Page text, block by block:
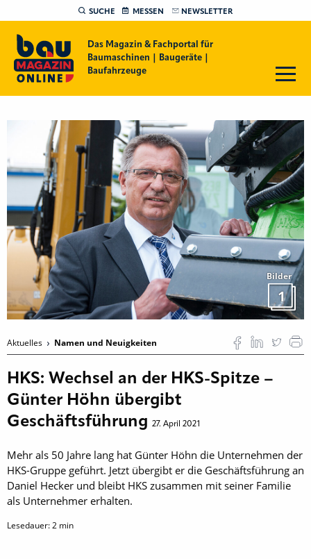
SUCHE MESSEN NEWSLETTER
Das Magazin & Fachportal für
Baumaschinen | Baugeräte |
Baufahrzeuge
Bilder
1
Aktuelles Namen und Neuigkeiten
HKS: Wechsel an der HKS-Spitze –
Günter Höhn übergibt
Geschäftsführung 27. April 2021
Mehr als 50 Jahre lang hat Günter Höhn die Unternehmen der
HKS-Gruppe geführt. Jetzt übergibt er die Geschäftsführung an
Daniel Hecker und bleibt HKS zusammen mit seiner Familie
als Unternehmer erhalten.
Lesedauer:2 min